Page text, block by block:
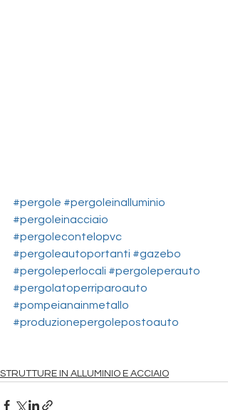
#pergole #pergoleinalluminio
#pergoleinacciaio
#pergolecontelopvc
#pergoleautoportanti #gazebo
#pergoleperlocali #pergoleperauto
#pergolatoperriparoauto
#pompeianainmetallo
#produzionepergolepostoauto
STRUTTURE IN ALLUMINIO E ACCIAIO